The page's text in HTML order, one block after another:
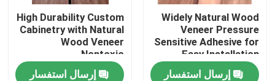
جولة في المعمل
رقابة جودة
Widely Natural Wood
Veneer Pressure
Sensitive Adhesive for
Easy Installation
إرسال استفسار
High Durability Custom
Cabinetry with Natural
Wood Veneer
Nontoxic
إرسال استفسار